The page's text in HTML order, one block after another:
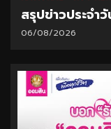
สรุปข่าวประจ
06/08/2026